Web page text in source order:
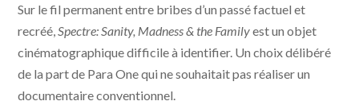
Sur le fil permanent entre bribes d’un passé factuel et
recréé,Spectre: Sanity, Madness & the Familyest un objet
cinématographique difficile à identifier. Un choix délibéré
de la part de Para One qui ne souhaitait pas réaliser un
documentaire conventionnel.